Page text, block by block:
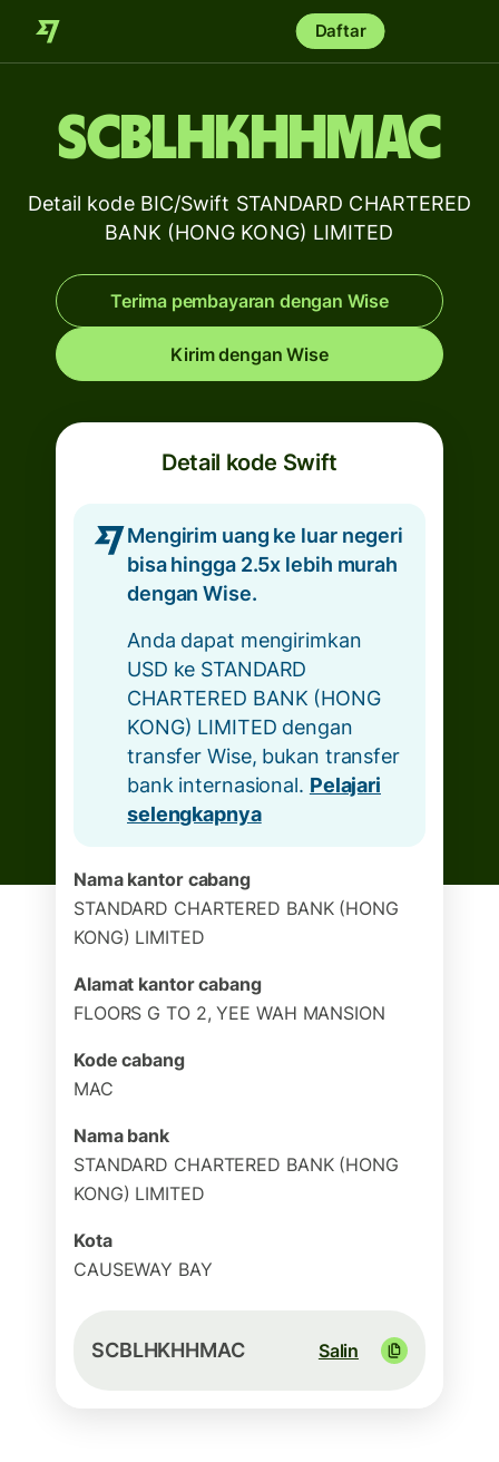
Daftar
SCBLHKHHMAC
Detail kode BIC/Swift STANDARD CHARTERED
BANK (HONG KONG) LIMITED
Terima pembayaran dengan Wise
Kirim dengan Wise
Detail kode Swift
Mengirim uang ke luar negeri
bisa hingga 2.5x lebih murah
dengan Wise.
Anda dapat mengirimkan
USD ke STANDARD
CHARTERED BANK (HONG
KONG) LIMITED dengan
transfer Wise, bukan transfer
bank internasional. Pelajari
selengkapnya
Nama kantor cabang
STANDARD CHARTERED BANK (HONG
KONG) LIMITED
Alamat kantor cabang
FLOORS G TO 2, YEE WAH MANSION
Kode cabang
MAC
Nama bank
STANDARD CHARTERED BANK (HONG
KONG) LIMITED
Kota
CAUSEWAY BAY
SCBLHKHHMAC Salin